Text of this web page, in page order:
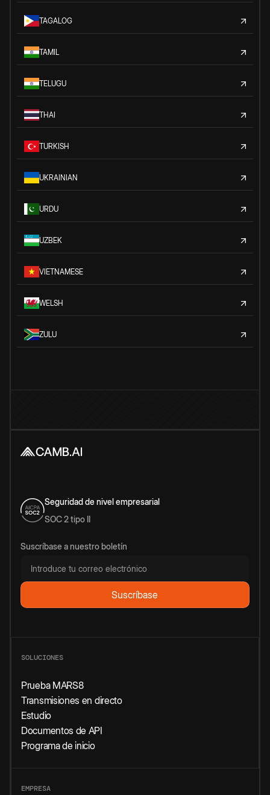
TAGALOG
TAMIL
TELUGU
THAI
TURKISH
UKRAINIAN
URDU
UZBEK
VIETNAMESE
WELSH
ZULU
Seguridad de nivel empresarial
SOC 2 tipo II
Suscríbase a nuestro boletín
SOLUCIONES
Prueba MARS8
Transmisiones en directo
Estudio
Documentos de API
Programa de inicio
EMPRESA